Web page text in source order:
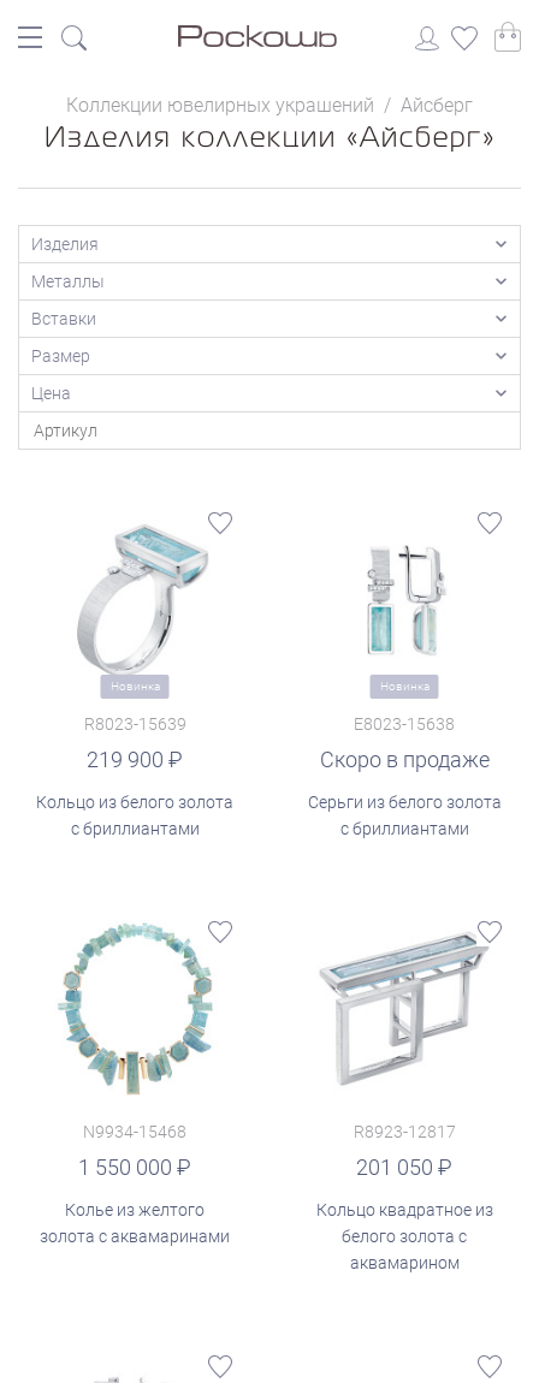
Коллекции ювелирных украшений / Айсберг
Изделия коллекции «Айсберг»
Изделия
Металлы
Вставки
Размер
Цена
Новинка
R8023-15639
219 900
Кольцо из белого золота
с бриллиантами
Новинка
E8023-15638
Скоро в продаже
Серьги из белого золота
с бриллиантами
N9934-15468
1 550 000
Колье из желтого
золота с аквамаринами
R8923-12817
201 050
руб.
Кольцо квадратное из
белого золота с
аквамарином